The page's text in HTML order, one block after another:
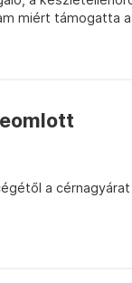
miért támogatta
a cérnagyárat